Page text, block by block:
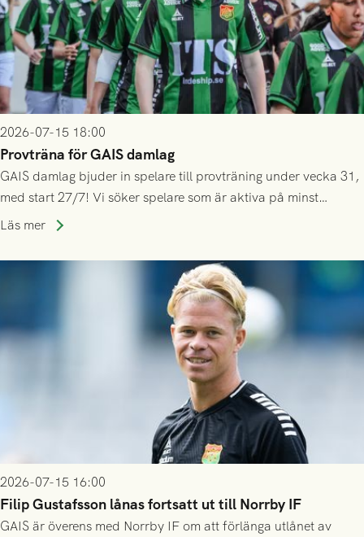
2026-07-15 18:00
Provträna för GAIS damlag
GAIS damlag bjuder in spelare till provträning under vecka 31,
med start 27/7! Vi söker spelare som är aktiva på minst
division 3-nivå.
Läs mer
2026-07-15 16:00
Filip Gustafsson lånas fortsatt ut till Norrby IF
GAIS är överens med Norrby IF om att förlänga utlånet av